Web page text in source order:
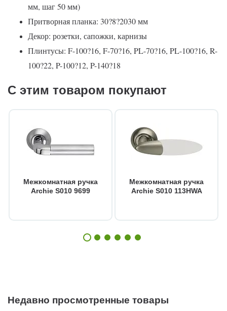
мм, шаг 50 мм)
Притворная планка: 30?8?2030 мм
Декор: розетки, сапожки, карнизы
Плинтусы: F-100?16, F-70?16, PL-70?16, PL-100?16, R-
100?22, P-100?12, P-140?18
С этим товаром покупают
Межкомнатная ручка
Archie S010 9699
Межкомнатная ручка
Archie S010 113HWA
Недавно просмотренные товары